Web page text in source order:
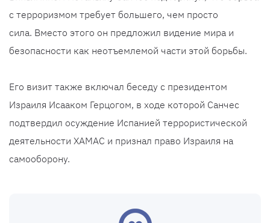
с терроризмом требует большего, чем просто
сила. Вместо этого он предложил видение мира и
безопасности как неотъемлемой части этой борьбы.
Его визит также включал беседу с президентом
Израиля Исааком Герцогом, в ходе которой Санчес
подтвердил осуждение Испанией террористической
деятельности ХАМАС и признал право Израиля на
самооборону.